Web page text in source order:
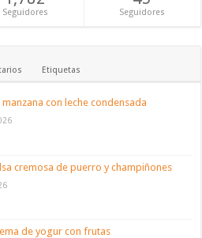
Seguidores Seguidores
Etiquetas
con leche condensada
cremosa de puerro y champiñones
de yogur con frutas